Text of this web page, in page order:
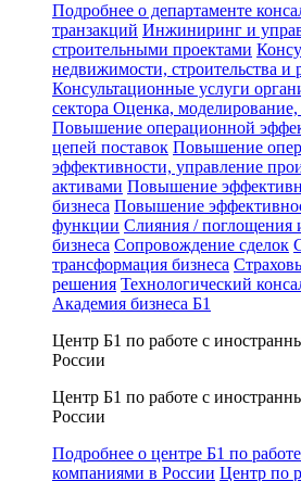
Подробнее о департаменте
транзакций Инжиниринг и
строительными проектами
недвижимости, строительства и
Консультационные услуги
сектора Оценка,
Повышение операционной
цепей поставок Повышение
эффективности, управление
активами Повышение
бизнеса Повышение
функции Слияния / поглощения
бизнеса Сопровождение сделок
трансформация бизнеса
решения Технологический
Академия бизнеса Б1
Центр Б1 по работе с
России
Центр Б1 по работе с
России
Подробнее о центре Б1 по
компаниями в России Центр по